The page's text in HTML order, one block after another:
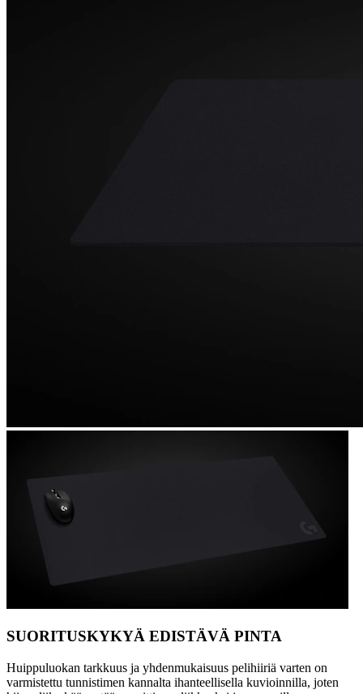
SUORITUSKYKYÄ EDISTÄVÄ PINTA
Huippuluokan tarkkuus ja yhdenmukaisuus pelihiiriä varten on
varmistettu tunnistimen kannalta ihanteellisella kuvioinnilla, joten